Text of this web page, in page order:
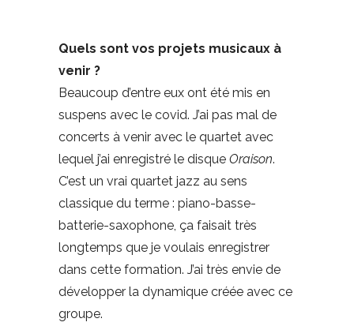
Quels sont vos projets musicaux à
venir ?
Beaucoup d’entre eux ont été mis en
suspens avec le covid. J’ai pas mal de
concerts à venir avec le quartet avec
lequel j’ai enregistré le disque Oraison.
C’est un vrai quartet jazz au sens
classique du terme : piano-basse-
batterie-saxophone, ça faisait très
longtemps que je voulais enregistrer
dans cette formation. J’ai très envie de
développer la dynamique créée avec ce
groupe.